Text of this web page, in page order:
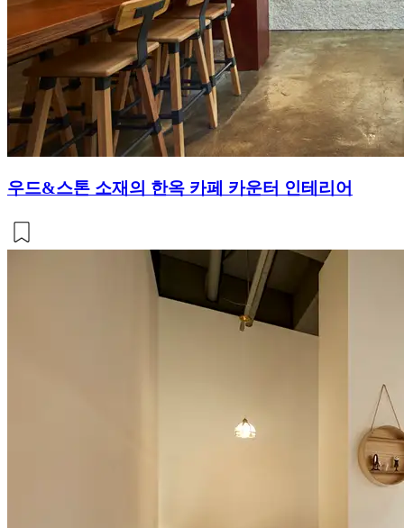
우드&스톤 소재의 한옥 카페 카운터 인테리어